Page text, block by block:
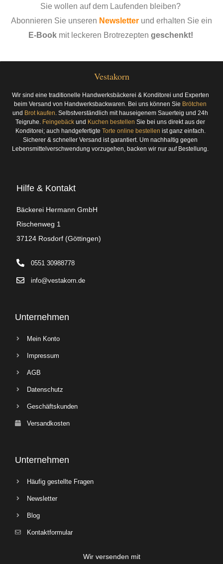
Sie wollen auf dem Laufenden bleiben?
Abonnieren Sie unseren Newsletter und erhalten Sie ein
E-Book mit leckeren Brotrezepten geschenkt!
Vestakorn
Wir sind eine traditionelle Handwerksbäckerei & Konditorei und Experten
beim Versand von Handwerksbackwaren. Bei uns können Sie Brötchen
und Brot kaufen . Selbstverständlich mit hauseigenem Sauerteig und 24h
Teigruhe. Feingebäck und Kuchen bestellen Sie bei uns direkt aus der
Konditorei; auch handgefertigte Torte online bestellen ist ganz einfach.
Sicherer & schneller Versand ist garantiert. Um nachhaltig gegen
Lebensmittelverschwendung vorzugehen, backen wir nur auf Bestellung.
Hilfe & Kontakt
Bäckerei Hermann GmbH
Rischenweg 1
37124 Rosdorf (Göttingen)
0551 30988778
info@vestakorn.de
Unternehmen
Mein Konto
Impressum
AGB
Datenschutz
Geschäftskunden
Versandkosten
Unternehmen
Häufig gestellte Fragen
Newsletter
Blog
Kontaktformular
Wir versenden mit